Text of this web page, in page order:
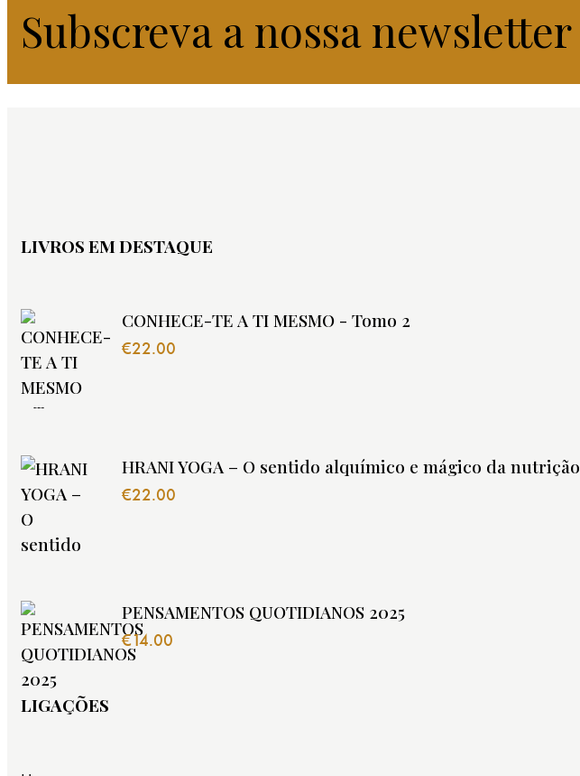
Subscreva a nossa newsletter
LIVROS EM DESTAQUE
CONHECE-TE A TI MESMO - Tomo 2
€22.00
HRANI YOGA – O sentido alquímico e mágico da nutrição
€22.00
PENSAMENTOS QUOTIDIANOS 2025
€14.00
LIGAÇÕES